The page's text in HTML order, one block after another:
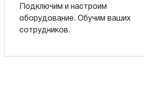
Подключим и настроим
оборудование. Обучим ваших
сотрудников.